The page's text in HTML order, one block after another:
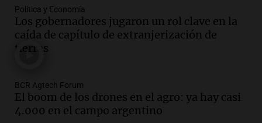
Audio.Ahyre estuvo en el Estudio
Federal Sancor Seguros y adelantó su
nuevo tema a Cadena 3 Rosario.
Viva la Radio Rosario
Cristo Redentor por acumulación de
nieve se extiende a 22 días
Panorama Federal
Política y Economía
Los gobernadores jugaron un rol clave en la
caída de capítulo de extranjerización de
tierras
BCR Agtech Forum
El boom de los drones en el agro: ya hay casi
4.000 en el campo argentino